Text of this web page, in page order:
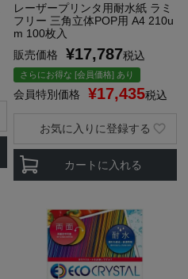
レーザープリンタ用耐水紙 ラミ
フリー 三角立体POP用 A4 210u
m 100枚入
販売価格
¥17,787税込
さらにお得な [会員価格] あり
会員特別価格 ¥17,435税込
カートに入れる
お気に入りに登録する